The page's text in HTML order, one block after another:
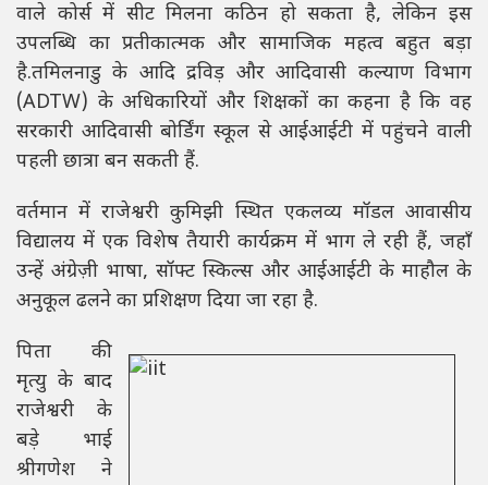
वाले कोर्स में सीट मिलना कठिन हो सकता है, लेकिन इस
उपलब्धि का प्रतीकात्मक और सामाजिक महत्व बहुत बड़ा
है.तमिलनाडु के आदि द्रविड़ और आदिवासी कल्याण विभाग
(ADTW) के अधिकारियों और शिक्षकों का कहना है कि वह
सरकारी आदिवासी बोर्डिंग स्कूल से आईआईटी में पहुंचने वाली
पहली छात्रा बन सकती हैं.
वर्तमान में राजेश्वरी कुमिझी स्थित एकलव्य मॉडल आवासीय
विद्यालय में एक विशेष तैयारी कार्यक्रम में भाग ले रही हैं, जहाँ
उन्हें अंग्रेज़ी भाषा, सॉफ्ट स्किल्स और आईआईटी के माहौल के
अनुकूल ढलने का प्रशिक्षण दिया जा रहा है.
पिता की
मृत्यु के बाद
राजेश्वरी के
बड़े भाई
श्रीगणेश ने